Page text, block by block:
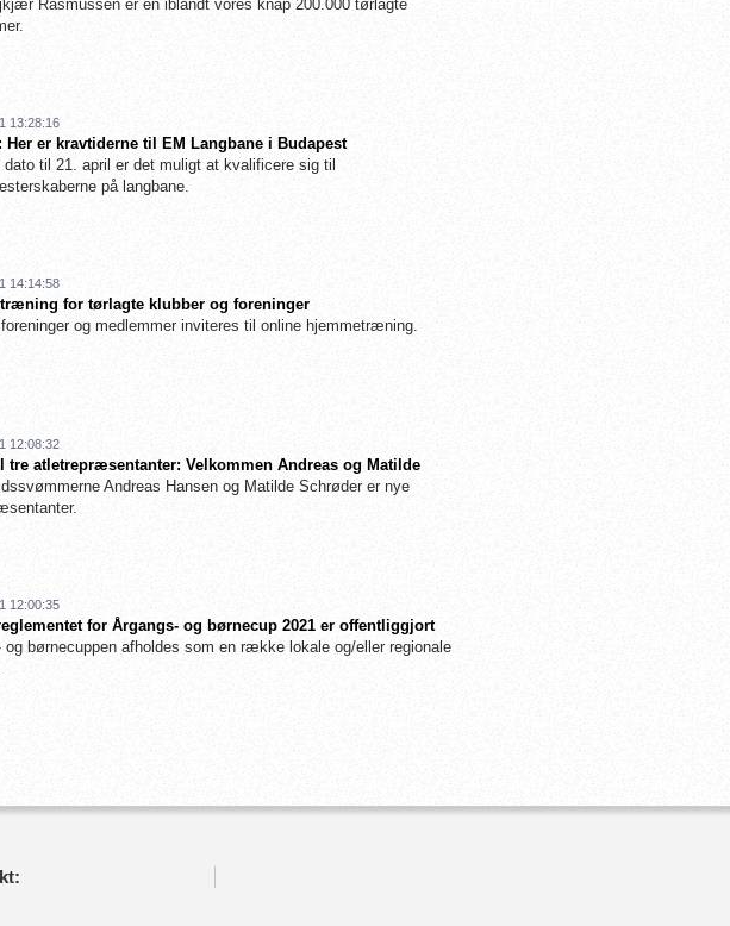
Rasmussen er én iblandt vores knap 200.000 tørlagte
13:28:16
Her er kravtiderne til EM Langbane i Budapest
dato til 21. april er det muligt at kvalificere sig til
på langbane.
14:14:58
for tørlagte klubber og foreninger
og medlemmer inviteres til online hjemmetræning.
12:08:32
tre atletrepræsentanter: Velkommen Andreas og Matilde
Andreas Hansen og Matilde Schrøder er nye
12:00:35
for Årgangs- og børnecup 2021 er offentliggjort
og børnecuppen afholdes som en række lokale og/eller regionale